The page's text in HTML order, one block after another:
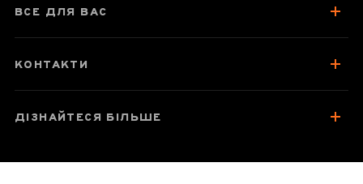
ВСЕ ДЛЯ ВАС
КОНТАКТИ
ДІЗНАЙТЕСЯ БІЛЬШЕ